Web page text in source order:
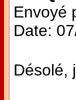
Envoyé
Date:
Désolé,